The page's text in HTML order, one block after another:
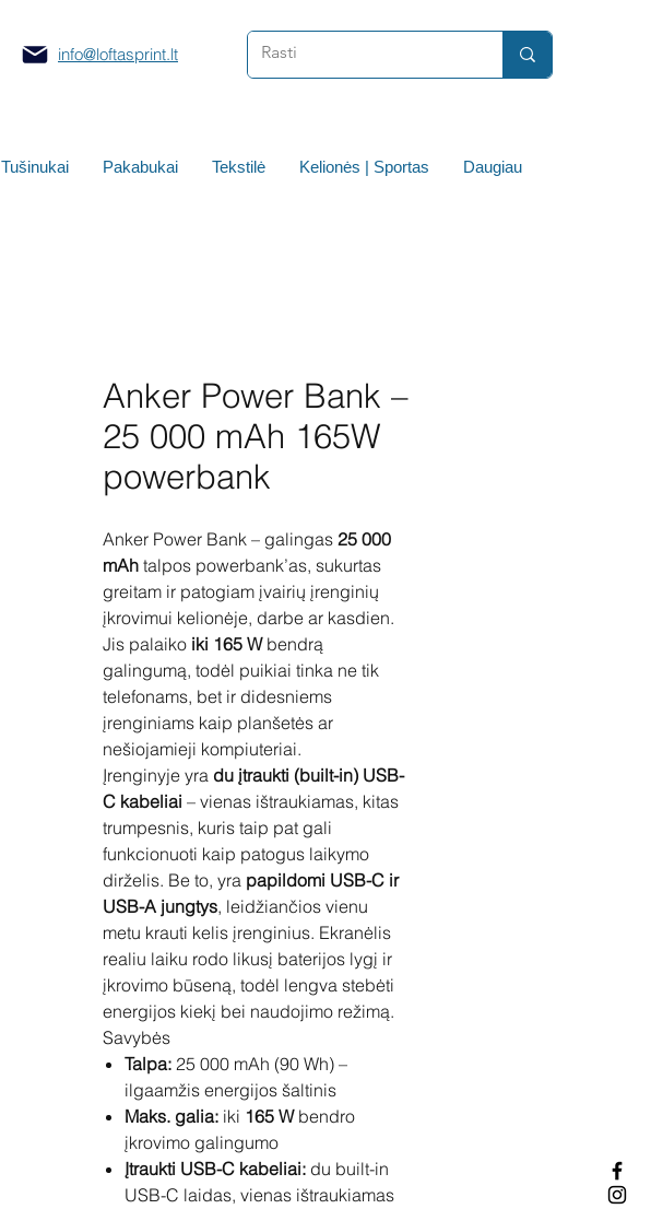
info@loftasprint.lt
Tušinukai Pakabukai Tekstilė Kelionės | Sportas Daugiau
Anker Power Bank –
25 000 mAh 165W
powerbank
Anker Power Bank – galingas 25 000
mAh talpos powerbank’as, sukurtas
greitam ir patogiam įvairių įrenginių
įkrovimui kelionėje, darbe ar kasdien.
Jis palaiko iki 165 Wbendrą
galingumą, todėl puikiai tinka ne tik
telefonams, bet ir didesniems
įrenginiams kaip planšetės ar
nešiojamieji kompiuteriai.
Įrenginyje yra du įtraukti (built-in) USB-
C kabeliai – vienas ištraukiamas, kitas
trumpesnis, kuris taip pat gali
funkcionuoti kaip patogus laikymo
dirželis. Be to, yra papildomi USB-C ir
USB-A jungtys, leidžiančios vienu
metu krauti kelis įrenginius. Ekranėlis
realiu laiku rodo likusį baterijos lygį ir
įkrovimo būseną, todėl lengva stebėti
energijos kiekį bei naudojimo režimą.
Savybės
Talpa: 25 000 mAh (90 Wh) –
ilgaamžis energijos šaltinis
Maks. galia: iki 165 Wbendro
įkrovimo galingumo
Įtraukti USB-C kabeliai: du built-in
USB-C laidas, vienas ištraukiamas